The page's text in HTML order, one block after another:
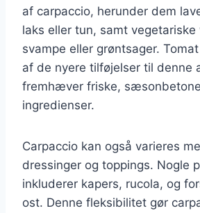
af carpaccio, herunder dem
laks eller tun, samt vegetariske
svampe eller grøntsager.
af de nyere tilføjelser til denne
fremhæver friske,
ingredienser.
Carpaccio kan også varieres
dressinger og toppings. Nogle
inkluderer kapers, rucola, og
ost. Denne fleksibilitet gør